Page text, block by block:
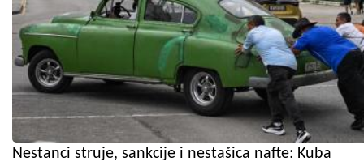
Nestanci struje, sankcije i nestašica nafte: Kuba